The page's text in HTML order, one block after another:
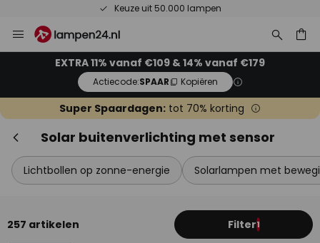
Keuze uit 50.000 lampen
naar
EXTRA 11% vanaf €109 & 14% vanaf €179
Actiecode:SPAAR Kopiëren
Super Spaardagen: tot 70% korting
Solar buitenverlichting met sensor
Lichtbollen op zonne-energie Solarlampen met
257 artikelen Filter1
Extra korting